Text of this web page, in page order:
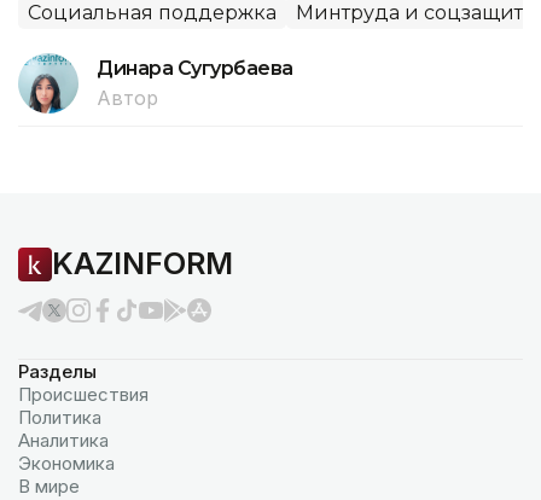
Социальная поддержка Минтруда и
Динара Сугурбаева
Автор
KAZINFORM
Разделы
Происшествия
Политика
Аналитика
Экономика
В мире